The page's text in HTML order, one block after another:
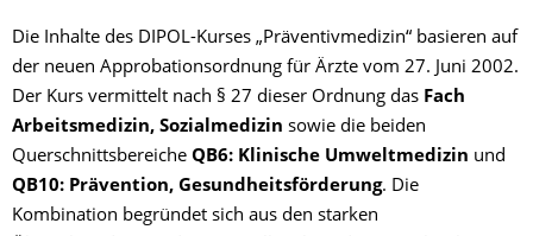
Die Inhalte des DIPOL-Kurses „Präventivmedizin“ basieren auf
der neuen Approbationsordnung für Ärzte vom 27. Juni 2002.
Der Kurs vermittelt nach § 27 dieser Ordnung das Fach
Arbeitsmedizin, Sozialmedizin sowie die beiden
Querschnittsbereiche QB6: Klinische Umweltmedizin und
QB10: Prävention, Gesundheitsförderung. Die
Kombination begründet sich aus den starken